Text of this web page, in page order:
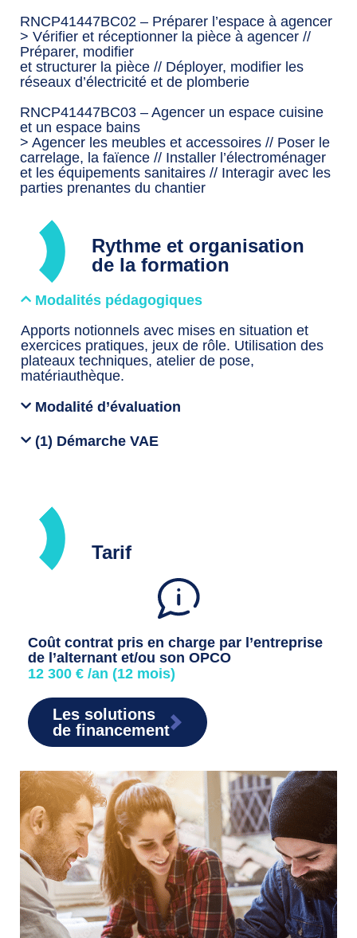
RNCP41447BC02 – Préparer l’espace à agencer
> Vérifier et réceptionner la pièce à agencer //
Préparer, modifier
et structurer la pièce // Déployer, modifier les
réseaux d’électricité et de plomberie
RNCP41447BC03 – Agencer un espace cuisine
et un espace bains
> Agencer les meubles et accessoires // Poser le
carrelage, la faïence // Installer l’électroménager
et les équipements sanitaires // Interagir avec les
parties prenantes du chantier
Rythme et organisation
de la formation
Modalités pédagogiques
Apports notionnels avec mises en situation et
exercices pratiques, jeux de rôle. Utilisation des
plateaux techniques, atelier de pose,
matériauthèque.
Modalité d’évaluation
(1) Démarche VAE
Tarif
Coût contrat pris en charge par l’entreprise
de l’alternant et/ou son OPCO
12 300 € /an (12 mois)
Les solutions
de financement